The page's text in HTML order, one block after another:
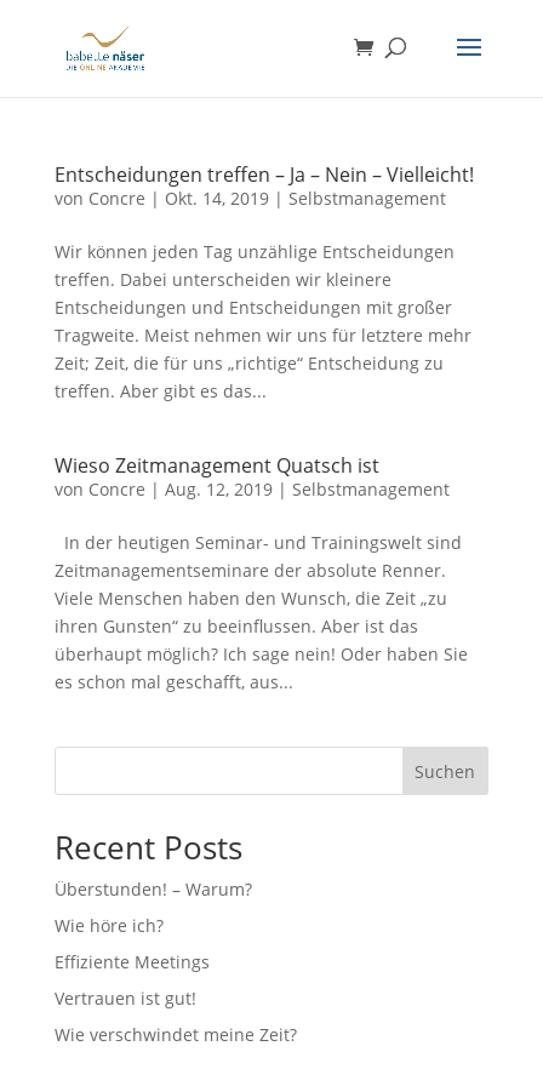
Entscheidungen treffen – Ja – Nein – Vielleicht!
von Concre | Okt. 14, 2019| Selbstmanagement
Wir können jeden Tag unzählige Entscheidungen
treffen. Dabei unterscheiden wir kleinere
Entscheidungen und Entscheidungen mit großer
Tragweite. Meist nehmen wir uns für letztere mehr
Zeit; Zeit, die für uns „richtige“ Entscheidung zu
treffen. Aber gibt es das...
Wieso Zeitmanagement Quatsch ist
von Concre | Aug. 12, 2019| Selbstmanagement
In der heutigen Seminar- und Trainingswelt sind
Zeitmanagementseminare der absolute Renner.
Viele Menschen haben den Wunsch, die Zeit „zu
ihren Gunsten“ zu beeinflussen. Aber ist das
überhaupt möglich? Ich sage nein! Oder haben Sie
es schon mal geschafft, aus...
Suchen
Recent Posts
Überstunden! – Warum?
Wie höre ich?
Effiziente Meetings
Vertrauen ist gut!
Wie verschwindet meine Zeit?